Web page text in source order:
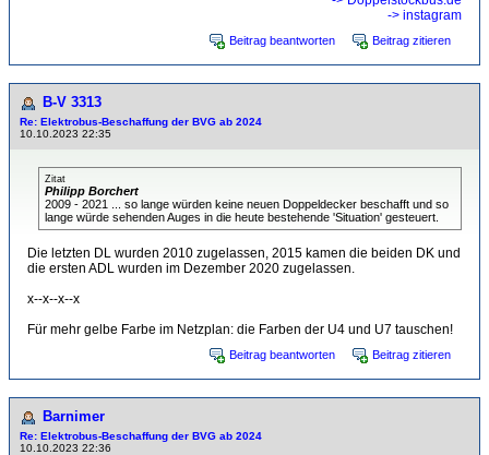
-> instagram
Beitrag beantworten Beitrag zitieren
B-V 3313
Re: Elektrobus-Beschaffung der BVG ab 2024
10.10.2023 22:35
Zitat
Philipp Borchert
2009 - 2021 ... so lange würden keine neuen Doppeldecker beschafft und so
lange würde sehenden Auges in die heute bestehende 'Situation' gesteuert.
Die letzten DL wurden 2010 zugelassen, 2015 kamen die beiden DK und
die ersten ADL wurden im Dezember 2020 zugelassen.
x--x--x--x
Für mehr gelbe Farbe im Netzplan: die Farben der U4 und U7 tauschen!
Beitrag beantworten Beitrag zitieren
Barnimer
Re: Elektrobus-Beschaffung der BVG ab 2024
10.10.2023 22:36